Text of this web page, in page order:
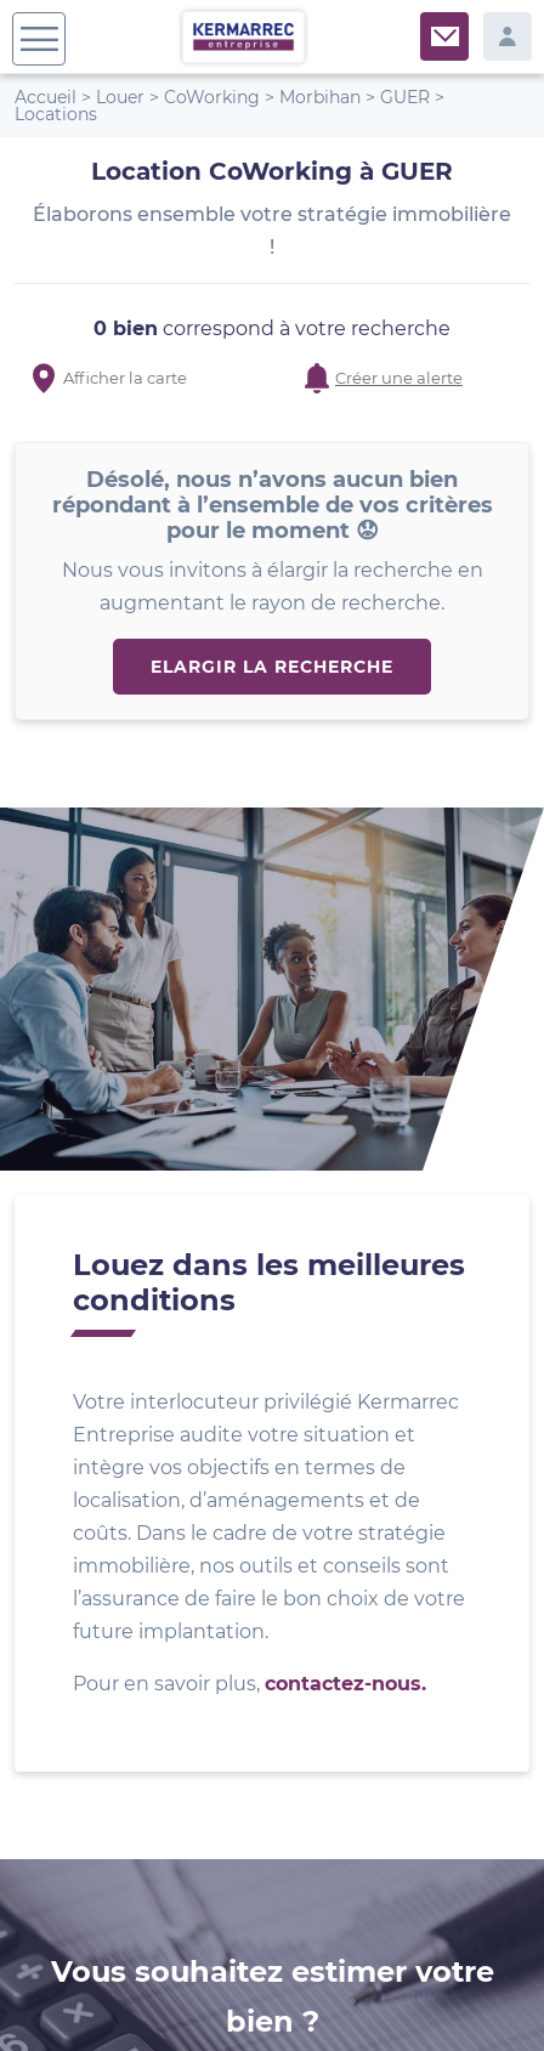
Accueil > Louer > CoWorking > Morbihan > GUER >
Locations
Location CoWorking à GUER
Élaborons ensemble votre stratégie immobilière
!
0 bien correspond à votre recherche
Afficher la carte Créer une alerte
Désolé, nous n’avons aucun bien
répondant à l’ensemble de vos critères
pour le moment 😟
Nous vous invitons à élargir la recherche en
augmentant le rayon de recherche.
ELARGIR LA RECHERCHE
Louez dans les meilleures
conditions
Votre interlocuteur privilégié Kermarrec
Entreprise audite votre situation et
intègre vos objectifs en termes de
localisation, d’aménagements et de
coûts. Dans le cadre de votre stratégie
immobilière, nos outils et conseils sont
l’assurance de faire le bon choix de votre
future implantation.
Pour en savoir plus, contactez-nous.
Vous souhaitez estimer votre
bien ?